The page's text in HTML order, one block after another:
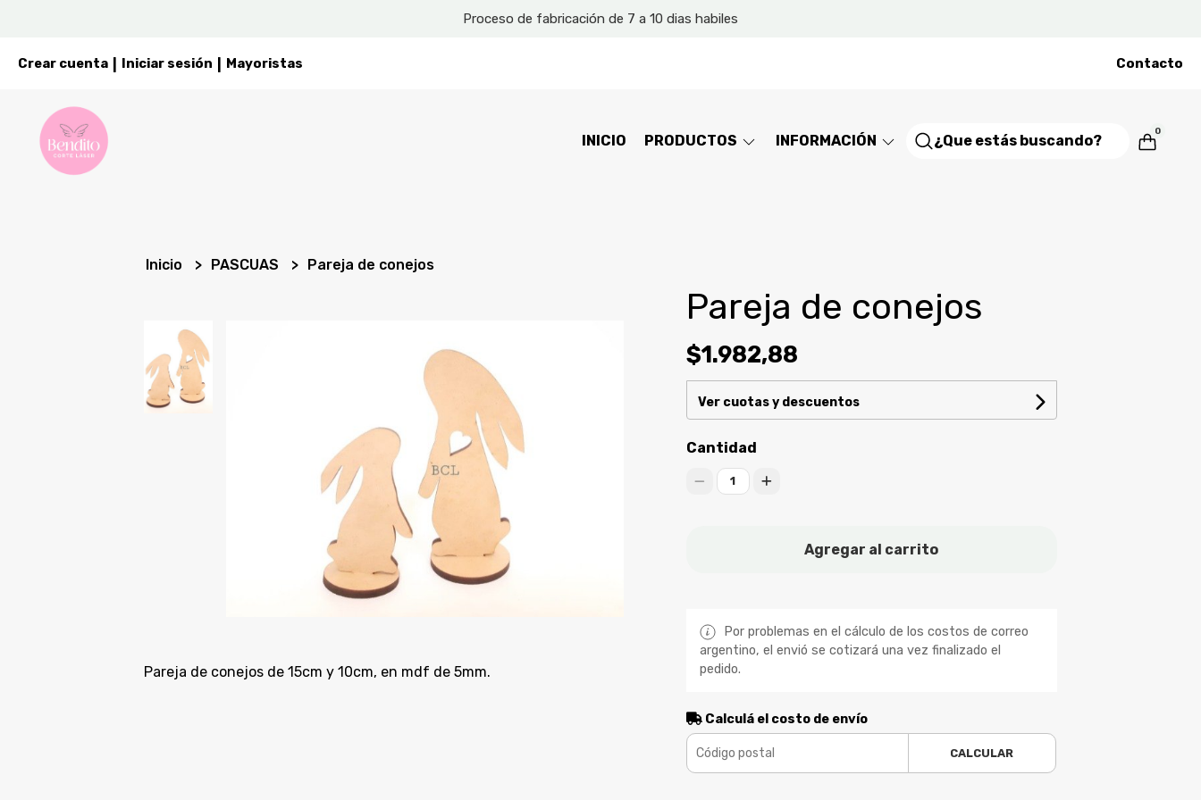
Proceso de fabricación de 7 a 10 dias habiles
Crear cuenta Iniciar sesión Mayoristas Contacto
INICIO PRODUCTOS INFORMACIÓN
0
Inicio PASCUAS Pareja de conejos
Pareja de conejos de 15cm y 10cm, en mdf de 5mm.
Pareja de conejos
$1.982,88
Ver cuotas y descuentos
Cantidad
1
Agregar al carrito
Por problemas en el cálculo de los costos de correo
argentino, el envió se cotizará una vez finalizado el
pedido.
Calculá el costo de envío
CALCULAR